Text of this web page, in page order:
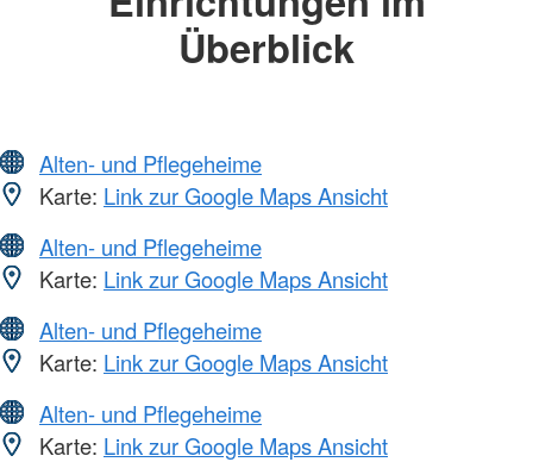
Überblick
Alten- und Pflegeheime
Karte: Link zur Google Maps Ansicht
Alten- und Pflegeheime
Karte: Link zur Google Maps Ansicht
Alten- und Pflegeheime
Karte: Link zur Google Maps Ansicht
Alten- und Pflegeheime
Karte: Link zur Google Maps Ansicht